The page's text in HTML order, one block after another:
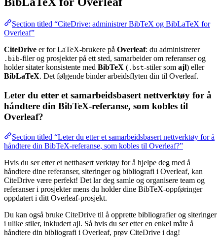
Section titled “CiteDrive: administrer BibTeX og BibLaTeX for
Overleaf”
CiteDrive er for LaTeX-brukere på Overleaf: du administrerer
.bib-filer og prosjekter på ett sted, samarbeider om referanser og
holder sitater konsistente med BibTeX ( .bst-stiler som ajl) eller
BibLaTeX. Det følgende binder arbeidsflyten din til Overleaf.
Leter du etter et samarbeidsbasert nettverktøy for å
håndtere din BibTeX-referanse, som kobles til
Overleaf?
Section titled “Leter du etter et samarbeidsbasert nettverktøy for å
håndtere din BibTeX-referanse, som kobles til Overleaf?”
Hvis du ser etter et nettbasert verktøy for å hjelpe deg med å
håndtere dine referanser, siteringer og bibliografi i Overleaf, kan
CiteDrive være perfekt! Det lar deg samle og organisere team og
referanser i prosjekter mens du holder dine BibTeX-oppføringer
oppdatert i ditt Overleaf-prosjekt.
Du kan også bruke CiteDrive til å opprette bibliografier og siteringer
i ulike stiler, inkludert ajl. Så hvis du ser etter en enkel måte å
håndtere din bibliografi i Overleaf, prøv CiteDrive i dag!